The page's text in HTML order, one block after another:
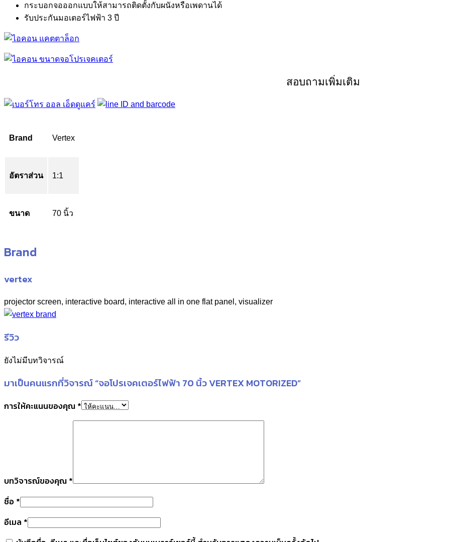
กระบอกจอออกแบบให้สามารถติดตั้งกับผนังหรือเพดานได้
รับประกันมอเตอร์ไฟฟ้า 3 ปี
สอบถามเพิ่มเติม
Brand Vertex
อัตราส่วน 1:1
ขนาด 70 นิ้ว
Brand
vertex
projector screen, interactive board, interactive all in one flat panel, visualizer
รีวิว
ยังไม่มีบทวิจารณ์
มาเป็นคนแรกที่วิจารณ์ “จอโปรเจคเตอร์ไฟฟ้า 70 นิ้ว VERTEX MOTORIZED”
การให้คะแนนของคุณ *
บทวิจารณ์ของคุณ *
ชื่อ *
อีเมล *